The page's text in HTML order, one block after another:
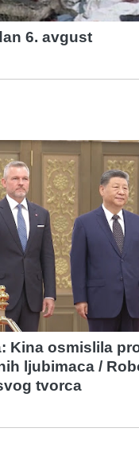
6. avgust
Kina osmislila
ljubimaca /
tvorca